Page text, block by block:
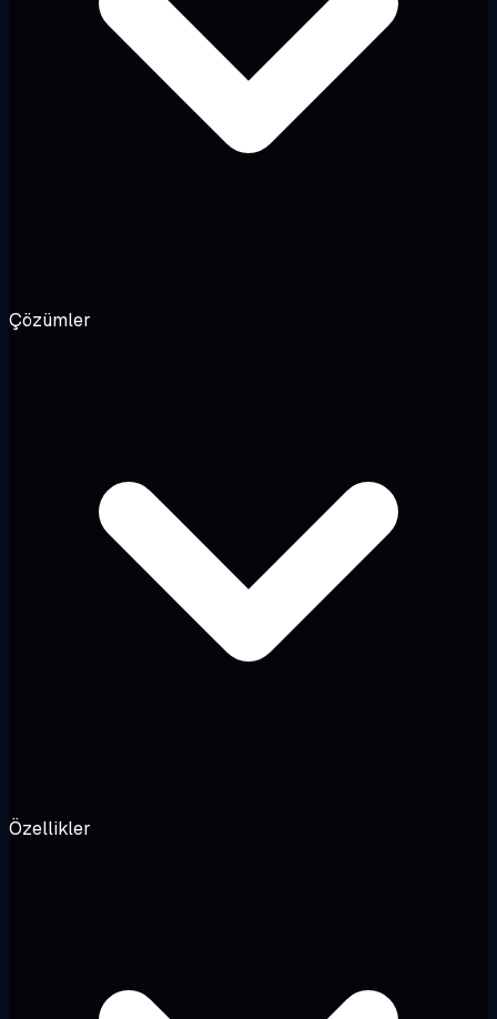
Çözümler
Özellikler